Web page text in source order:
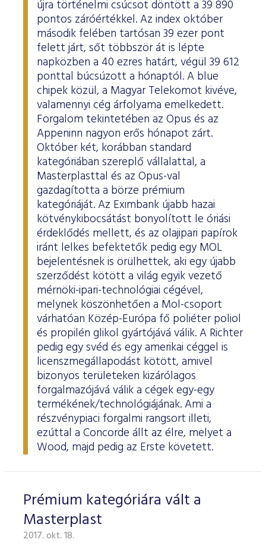
újra történelmi csúcsot döntött a 39 890
pontos záróértékkel. Az index október
második felében tartósan 39 ezer pont
felett járt, sőt többször át is lépte
napközben a 40 ezres határt, végül 39 612
ponttal búcsúzott a hónaptól. A blue
chipek közül, a Magyar Telekomot kivéve,
valamennyi cég árfolyama emelkedett.
Forgalom tekintetében az Opus és az
Appeninn nagyon erős hónapot zárt.
Október két, korábban standard
kategóriában szereplő vállalattal, a
Masterplasttal és az Opus-val
gazdagította a börze prémium
kategóriáját. Az Eximbank újabb hazai
kötvénykibocsátást bonyolított le óriási
érdeklődés mellett, és az olajipari papírok
iránt lelkes befektetők pedig egy MOL
bejelentésnek is örülhettek, aki egy újabb
szerződést kötött a világ egyik vezető
mérnöki-ipari-technológiai cégével,
melynek köszönhetően a Mol-csoport
várhatóan Közép-Európa fő poliéter poliol
és propilén glikol gyártójává válik. A Richter
pedig egy svéd és egy amerikai céggel is
licenszmegállapodást kötött, amivel
bizonyos területeken kizárólagos
forgalmazójává válik a cégek egy-egy
termékének/technológiájának. Ami a
részvénypiaci forgalmi rangsort illeti,
ezúttal a Concorde állt az élre, melyet a
Wood, majd pedig az Erste követett.
Prémium kategóriára vált a
Masterplast
2017. okt. 18.